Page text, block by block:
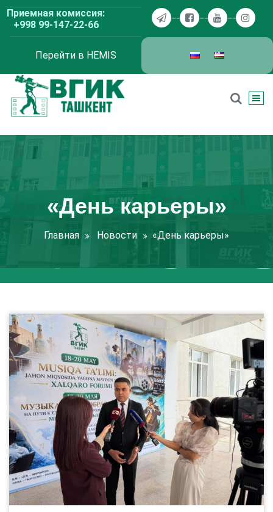
Перейти
содержимому
Приемная комиссия:
+998 99-147-22-66
Перейти в HEMIS
«День карьеры»
Главная Новости «День карьеры»